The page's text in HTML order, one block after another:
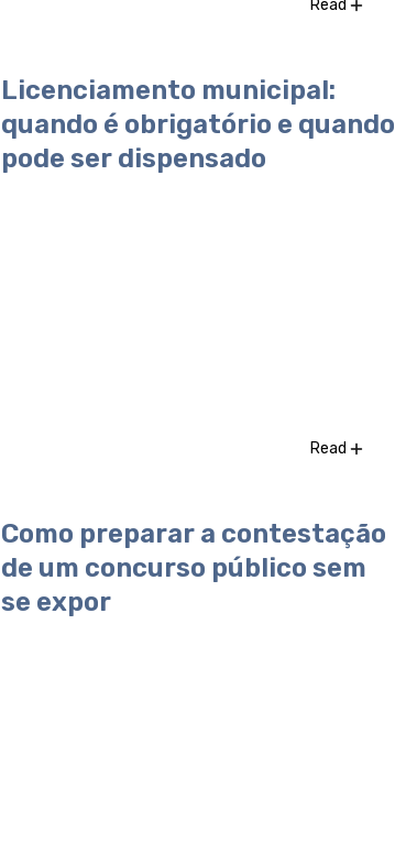
Read
Licenciamento municipal:
quando é obrigatório e quando
pode ser dispensado
Read
Como preparar a contestação
de um concurso público sem
se expor